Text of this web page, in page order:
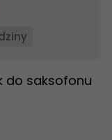
do saksofonu